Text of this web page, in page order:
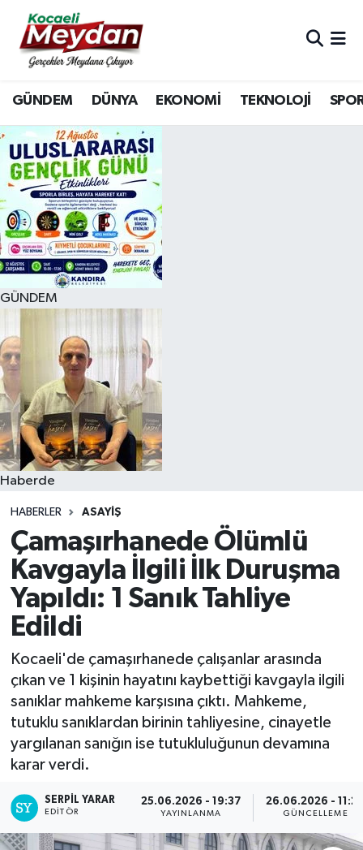
GÜNDEM DÜNYA EKONOMİ TEKNOLOJİ
GÜNDEM
Haberde
HABERLER ASAYIŞ
Çamaşırhanede Ölümlü
Kavgayla İlgili İlk Duruşma
Yapıldı: 1 Sanık Tahliye
Edildi
Kocaeli'de çamaşırhanede çalışanlar arasında
çıkan ve 1 kişinin hayatını kaybettiği kavgayla ilgili
sanıklar mahkeme karşısına çıktı. Mahkeme,
tutuklu sanıklardan birinin tahliyesine, cinayetle
yargılanan sanığın ise tutukluluğunun devamına
karar verdi.
SERPİL YARAR
EDITÖR
25.06.2026 - 19:37
YAYINLANMA
26.06.2026 -
GÜNCELLEME
Nöbetçi Eczaneler
Hava Durumu
Trafik Durumu
Süper Lig Puan Durumu ve Fikstür
Tüm Manşetler
Son Dakika Haberleri
Haber Arşivi